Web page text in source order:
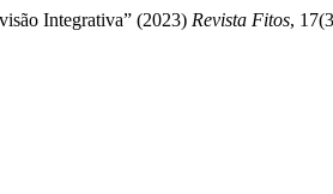
Integrativa” (2023) Revista Fitos,